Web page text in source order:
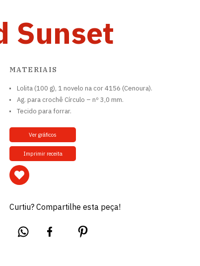
Sunset
MATERIAIS
Lolita (100 g), 1 novelo na cor 4156 (Cenoura).
Ag. para crochê Círculo – nº 3,0 mm.
Tecido para forrar.
Ver gráficos
Imprimir receita
Curtiu? Compartilhe esta peça!